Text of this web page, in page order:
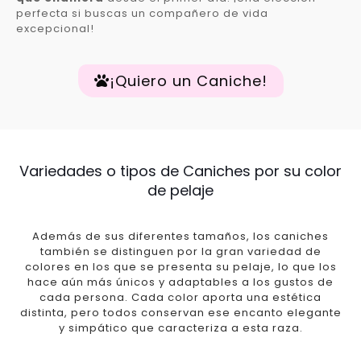
perfecta si buscas un compañero de vida
excepcional!
¡Quiero un Caniche!
Variedades o tipos de Caniches por su color
de pelaje
Además de sus diferentes tamaños, los caniches
también se distinguen por la gran variedad de
colores en los que se presenta su pelaje, lo que los
hace aún más únicos y adaptables a los gustos de
cada persona. Cada color aporta una estética
distinta, pero todos conservan ese encanto elegante
y simpático que caracteriza a esta raza.